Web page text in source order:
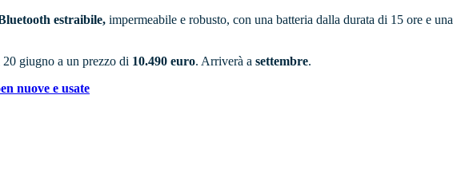
estraibile, impermeabile e robusto, con una batteria dalla durata di 15 ore e una
giugno a un prezzo di 10.490 euro. Arriverà a settembre.
nuove e usate